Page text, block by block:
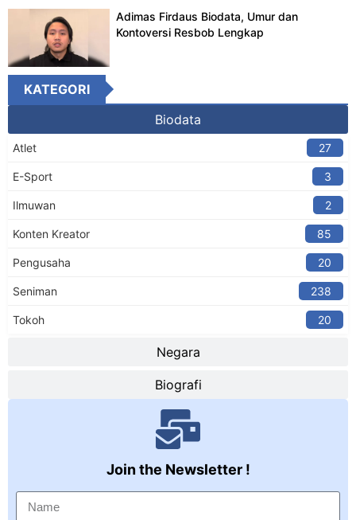
Adimas Firdaus Biodata, Umur dan
Kontoversi Resbob Lengkap
KATEGORI
Biodata
Negara
Biografi
Atlet 27
E-Sport 3
Ilmuwan 2
Konten Kreator​ 85
Pengusaha 20
Seniman 238
Tokoh 20
Join the Newsletter !